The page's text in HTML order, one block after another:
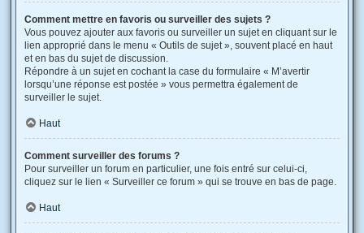
Comment mettre en favoris ou surveiller des sujets ?
Vous pouvez ajouter aux favoris ou surveiller un sujet en cliquant sur le
lien approprié dans le menu « Outils de sujet », souvent placé en haut
et en bas du sujet de discussion.
Répondre à un sujet en cochant la case du formulaire « M’avertir
lorsqu’une réponse est postée » vous permettra également de
surveiller le sujet.
Haut
Comment surveiller des forums ?
Pour surveiller un forum en particulier, une fois entré sur celui-ci,
cliquez sur le lien « Surveiller ce forum » qui se trouve en bas de page.
Haut